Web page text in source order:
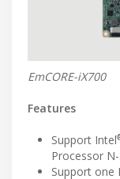
EmCORE-iX700
Features
Support Intel
Processor
Support one